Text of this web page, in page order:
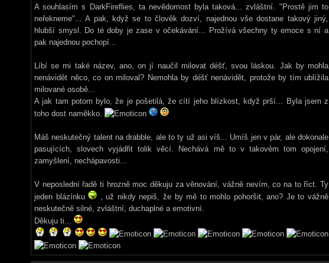
A souhlasím s DarkFireflies, ta nevědomost byla taková... zvláštní. "Prostě jim to
neřekneme"... A pak, když se to člověk dozví, najednou vše dostane takový jiný,
hlubší smysl. Do té doby je zase v očekávání... Prožívá všechny ty emoce s ní a
pak najednou pochopí...
Líbí se mi také název, ano, on jí naučil milovat déšť, svou láskou. Jak by mohla
nenávidět něco, co on miloval? Nemohla by déšť nenávidět, protože by tím ublížila
milované osobě...
A jak tam potom bylo, že je pošetilá, že cítí jeho blízkost, když prší... Byla jsem z
toho dost naměkko.
Máš neskutečný talent na drabble, ale to ty už asi víš... Umíš jen v pár, ale dokonale
pasujících, slovech vyjádřit tolik věcí. Nechává mě to v takovém tom opojení,
zamyšlení, nechápavosti...
V neposlední řadě ti hrozně moc děkuju za věnování, vážně nevím, co na to říct. Ty
jeden blázínku
, už nikdy nepiš, že by mě to mohlo pohoršit, ano? Je to vážně
neskutečně silné, zvláštní, duchaplné a emotivní.
Děkuju ti...